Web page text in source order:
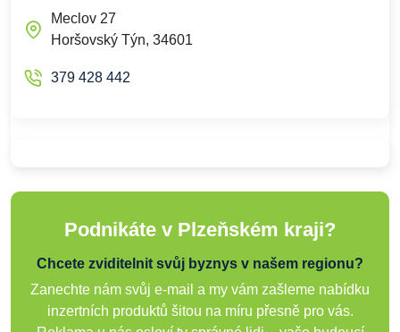
Meclov 27
Horšovský Týn, 34601
379 428 442
Podnikáte v Plzeňském kraji?
Chcete zviditelnit svůj byznys v našem regionu?
Zanechte nám svůj e-mail a my vám zašleme nabídku
inzertních produktů šitou na míru přesně pro vás.